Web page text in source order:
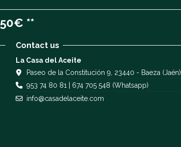
**
Contact us
La Casa del Aceite
Paseo de la Constitución 9, 23440 - Baeza (Jaén)
953 74 80 81 | 674 705 548 (Whatsapp)
info@casadelaceite.com